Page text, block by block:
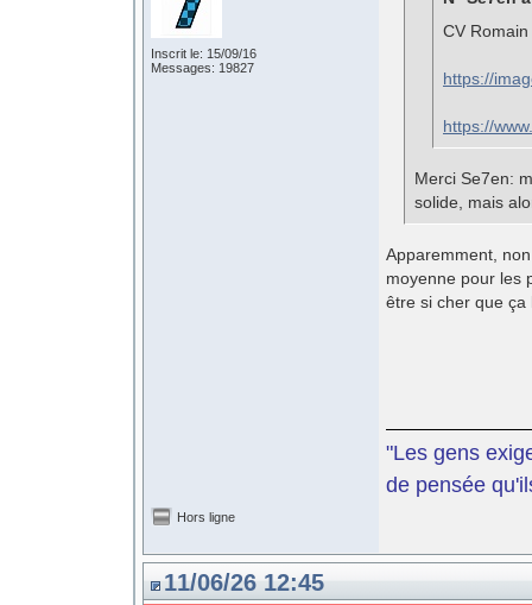
Inscrit le: 15/09/16
Messages: 19827
CV
https://
https://
Merci Se7en:
solide, mais
Apparemment,
moyenne pour les
être si cher que
"Les gens
de pensée
Hors ligne
11/06/26 12:45